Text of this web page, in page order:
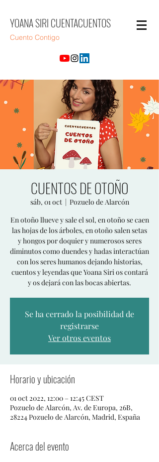
YOANA SIRI CUENTACUENTOS
Cuento Contigo
CUENTOS DE OTOÑO
sáb, 01 oct
  |
Pozuelo de Alarcón
En otoño llueve y sale el sol, en otoño se caen
las hojas de los árboles, en otoño salen setas
y hongos por doquier y numerosos seres
diminutos como duendes y hadas interactúan
con los seres humanos dejando historias,
cuentos y leyendas que Yoana Siri os contará
y os dejará con las bocas abiertas.
Se ha cerrado la posibilidad de
registrarse
Ver otros eventos
Horario y ubicación
01 oct 2022, 12:00 – 12:45 CEST
Pozuelo de Alarcón, Av. de Europa, 26B,
28224 Pozuelo de Alarcón, Madrid, España
Acerca del evento